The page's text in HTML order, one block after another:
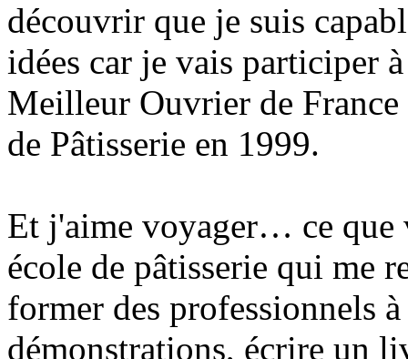
découvrir que je suis
idées car je vais participer
Meilleur Ouvrier de
de Pâtisserie en 1999.
Et j'aime voyager… ce
école de pâtisserie qui me
former des professionnels
démonstrations, écrire un